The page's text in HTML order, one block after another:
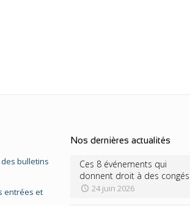
bulletins
entrées et
Nos dernières actualités
Ces 8 événements qui
donnent droit à des congés
24 juin 2026